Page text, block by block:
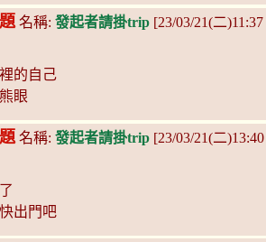
名稱: 發起者請掛trip [23/03/21(二
的自己
眼
名稱: 發起者請掛trip [23/03/21(二
出門吧